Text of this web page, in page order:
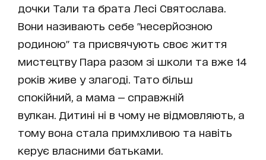
дочки Тали та брата Лесі Святослава.
Вони називають себе "несерйозною
родиною" та присвячують своє життя
мистецтву Пара разом зі школи та вже 14
років живе у злагоді. Тато більш
спокійний, а мама — справжній
вулкан. Дитині ні в чому не відмовляють, а
тому вона стала примхливою та навіть
керує власними батьками.